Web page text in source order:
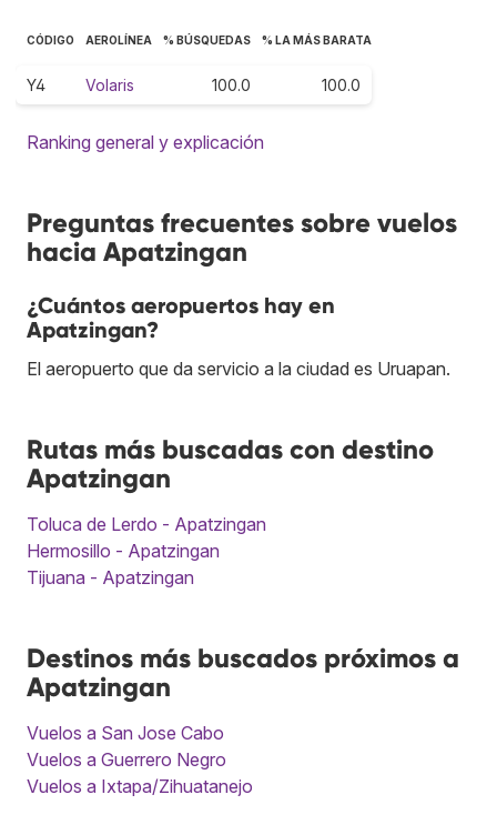
CÓDIGO AEROLÍNEA % BÚSQUEDAS % LA MÁS BARATA
Y4 Volaris 100.0 100.0
Ranking general y explicación
Preguntas frecuentes sobre vuelos
hacia Apatzingan
¿Cuántos aeropuertos hay en
Apatzingan?
El aeropuerto que da servicio a la ciudad es Uruapan.
Rutas más buscadas con destino
Apatzingan
Toluca de Lerdo - Apatzingan
Hermosillo - Apatzingan
Tijuana - Apatzingan
Destinos más buscados próximos a
Apatzingan
Vuelos a San Jose Cabo
Vuelos a Guerrero Negro
Vuelos a Ixtapa/Zihuatanejo